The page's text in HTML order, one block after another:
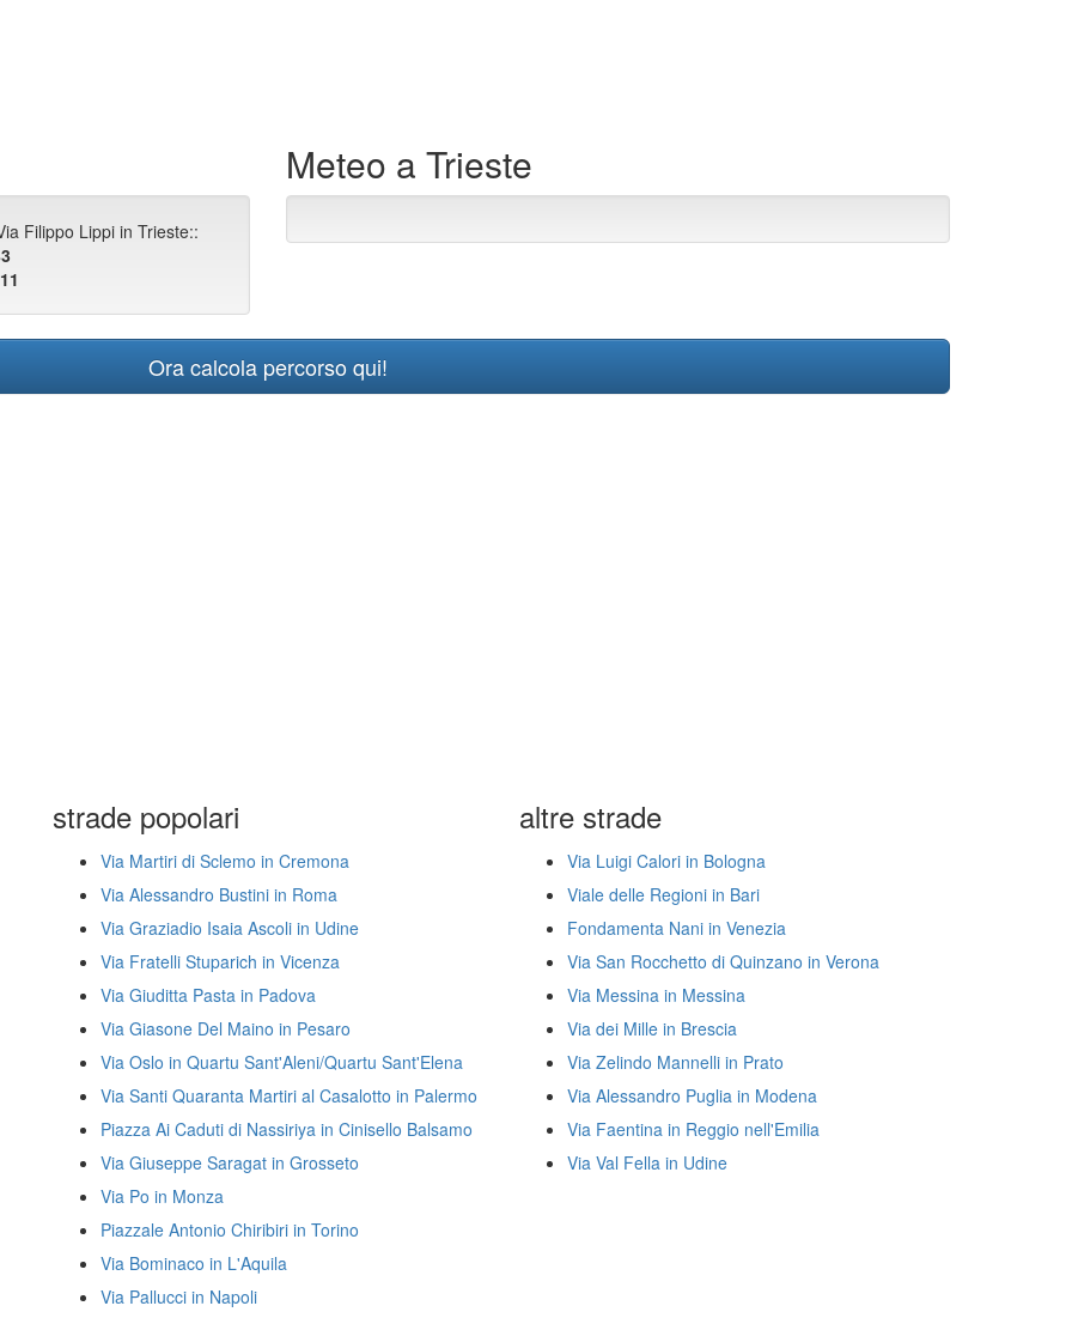
Filippo Lippi in Trieste::
Meteo a Trieste
Ora calcola percorso qui!
strade popolari
Via Martiri di Sclemo in Cremona
Via Alessandro Bustini in Roma
Via Graziadio Isaia Ascoli in Udine
Via Fratelli Stuparich in Vicenza
Via Giuditta Pasta in Padova
Via Giasone Del Maino in Pesaro
Via Oslo in Quartu Sant'Aleni/Quartu Sant'Elena
Via Santi Quaranta Martiri al Casalotto in Palermo
Piazza Ai Caduti di Nassiriya in Cinisello Balsamo
Via Giuseppe Saragat in Grosseto
Via Po in Monza
Piazzale Antonio Chiribiri in Torino
Via Bominaco in L'Aquila
Via Pallucci in Napoli
altre strade
Via Luigi Calori in Bologna
Viale delle Regioni in Bari
Fondamenta Nani in Venezia
Via San Rocchetto di Quinzano in Verona
Via Messina in Messina
Via dei Mille in Brescia
Via Zelindo Mannelli in Prato
Via Alessandro Puglia in Modena
Via Faentina in Reggio nell'Emilia
Via Val Fella in Udine